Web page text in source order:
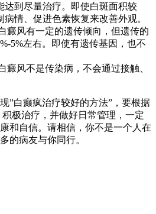
达到尽量治疗。即使白斑面积较
情、促进色素恢复来改善外观。
癜风有一定的遗传倾向，但遗传的
5%左右。即使有遗传基因，也不
癜风不是传染病，不会通过接触、
”白癫疯治疗较好的方法”，要根据
极治疗，并做好日常管理，一定
和自信。请相信，你不是一个人在
的病友与你同行。